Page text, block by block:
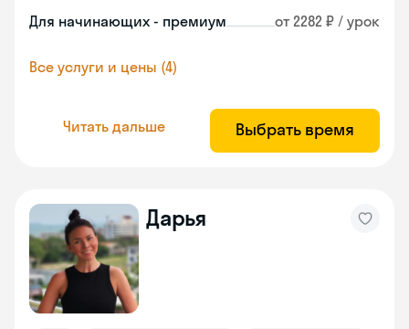
Для начинающих - премиум от 2282 ₽ / урок
Все услуги и цены (4)
Читать дальше Выбрать время
Дарья